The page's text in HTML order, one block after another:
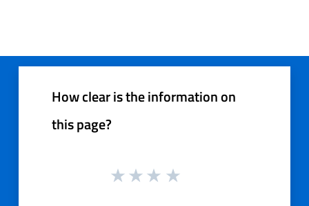
How clear is the information on
this page?